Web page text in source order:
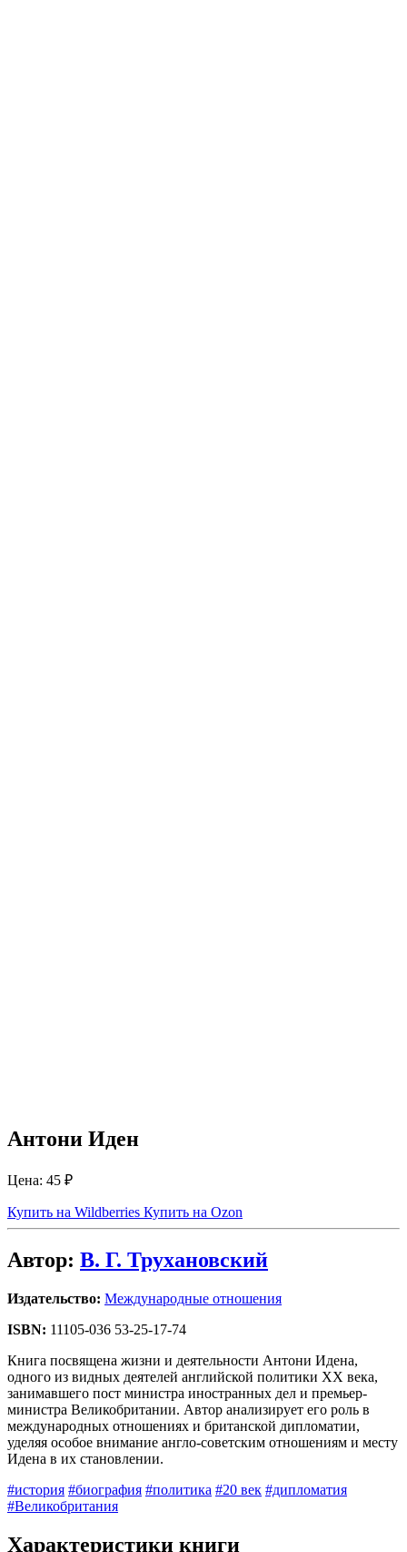
Антони Иден
Цена: 45 ₽
Купить на Wildberries Купить на Ozon
Автор: В. Г. Трухановский
Издательство: Международные отношения
ISBN: 11105-036 53-25-17-74
Книга посвящена жизни и деятельности Антони Идена,
одного из видных деятелей английской политики XX века,
занимавшего пост министра иностранных дел и премьер-
министра Великобритании. Автор анализирует его роль в
международных отношениях и британской дипломатии,
уделяя особое внимание англо-советским отношениям и месту
Идена в их становлении.
#история #биография #политика #20 век #дипломатия
#Великобритания
Характеристики книги